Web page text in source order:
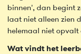
binnen', dan begint
laat niet alleen zien
helemaal niet opvalt
Wat vindt het